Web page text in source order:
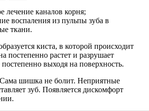
лечение каналов корня;
воспаления из пульпы зуба в
ткани.
киста, в которой происходит
постепенно растет и разрушает
выходя на поверхность.
шишка не болит. Неприятные
зуб. Появляется дискомфорт